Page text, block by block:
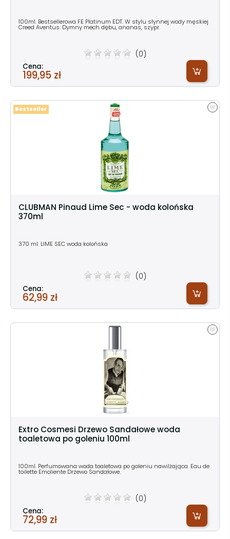
100ml. Bestsellerowa FE Platinum EDT. W stylu słynnej wody męskiej
Creed Aventus. Dymny mech dębu, ananas, szypr.
(0)
Cena:
199,95 zł
CLUBMAN Pinaud Lime Sec - woda kolońska
370ml
370 ml. LIME SEC woda kolońska
(0)
Cena:
62,99 zł
Bestseller
Extro Cosmesi Drzewo Sandałowe woda
toaletowa po goleniu 100ml
100ml. Perfumowana woda toaletowa po goleniu nawilżająca. Eau de
toilette Emoliente Drzewo Sandałowe.
(0)
Cena:
72,99 zł